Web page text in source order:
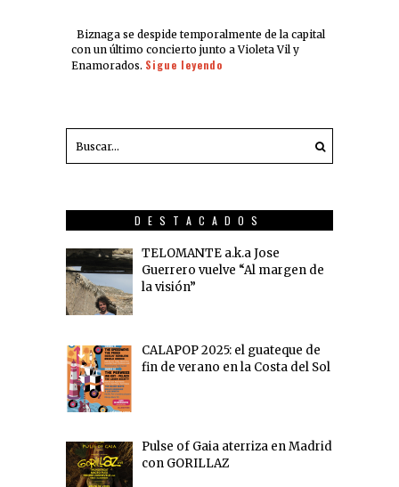
Biznaga se despide temporalmente de la capital
con un último concierto junto a Violeta Vil y
Enamorados. Sigue leyendo
DESTACADOS
TELOMANTE a.k.a Jose
Guerrero vuelve “Al margen de
la visión”
CALAPOP 2025: el guateque de
fin de verano en la Costa del Sol
Pulse of Gaia aterriza en Madrid
con GORILLAZ